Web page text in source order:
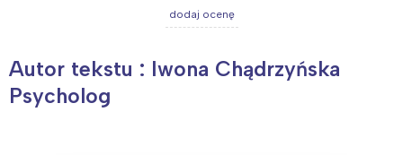
dodaj ocenę
Autor tekstu : Iwona Chądrzyńska
Psycholog